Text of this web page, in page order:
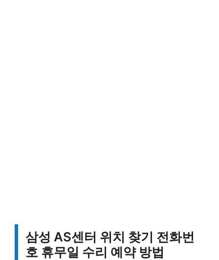
삼성 AS센터 위치 찾기 전화번
호 휴무일 수리 예약 방법